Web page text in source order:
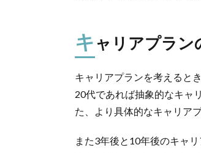
キャリアプラン
キャリアプランを考えると
20代であれば抽象的なキャ
た、より具体的なキャリア
また3年後と10年後のキャ